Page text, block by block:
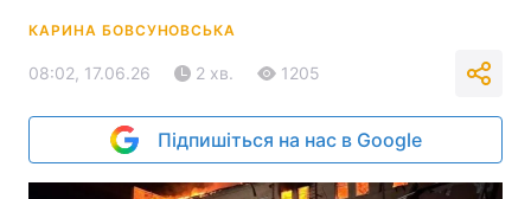
КАРИНА БОВСУНОВСЬКА
08:02, 17.06.26 2 хв. 1205
Підпишіться на нас в Google